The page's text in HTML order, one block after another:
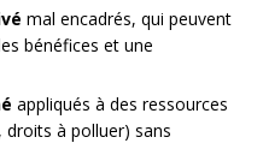
mal encadrés, qui peuvent
bénéfices et une
appliqués à des ressources
droits à polluer) sans